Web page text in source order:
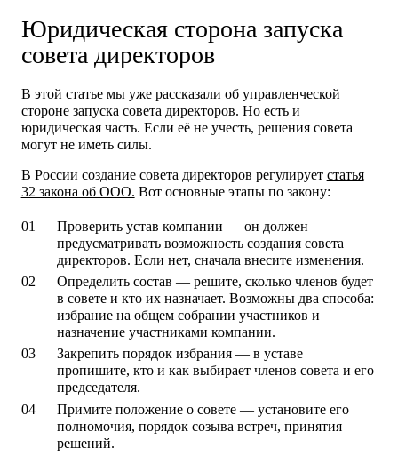
Юридическая сторона запуска
совета директоров
В этой статье мы уже рассказали об управленческой
стороне запуска совета директоров. Но есть и
юридическая часть. Если её не учесть, решения совета
могут не иметь силы.
В России создание совета директоров регулирует статья
32 закона об ООО. Вот основные этапы по закону:
Проверить устав компании — он должен
предусматривать возможность создания совета
директоров. Если нет, сначала внесите изменения.
Определить состав — решите, сколько членов будет
в совете и кто их назначает. Возможны два способа:
избрание на общем собрании участников и
назначение участниками компании.
Закрепить порядок избрания— в уставе
пропишите, кто и как выбирает членов совета и его
председателя.
Примите положение о совете— установите его
полномочия, порядок созыва встреч, принятия
решений.